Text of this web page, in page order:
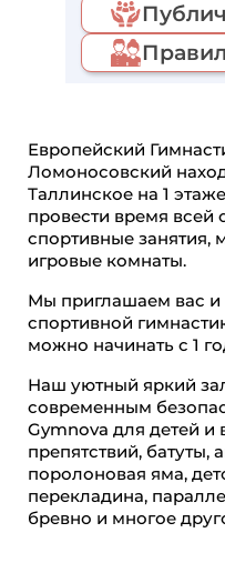
Европейский
Ломоносовский
Таллинское на 1
провести время всей
спортивные занятия,
игровые комнаты.
Мы приглашаем вас и
спортивной
можно начинать с 1
Наш уютный яркий
современным
Gymnova для детей и
препятствий, батуты,
поролоновая яма,
перекладина,
бревно и многое